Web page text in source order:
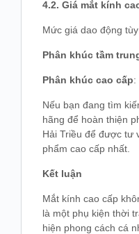
4.2. Giá mắt kính
Mức giá dao động
Phân khúc tầm
Phân khúc cao cấp:
Nếu bạn đang tìm
hãng để hoàn thiện
Hải Triều để được tư
phẩm cao cấp nhất.
Kết luận
Mắt kính cao cấp
là một phụ kiện thời
hiện phong cách cá